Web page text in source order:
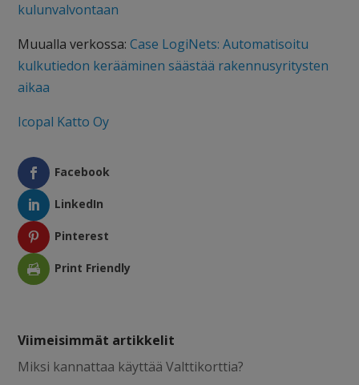
kulunvalvontaan
Muualla verkossa:Case LogiNets: Automatisoitu
kulkutiedon kerääminen säästää rakennusyritysten
aikaa
Icopal Katto Oy
Facebook
LinkedIn
Pinterest
Print Friendly
Viimeisimmät artikkelit
Miksi kannattaa käyttää Valttikorttia?